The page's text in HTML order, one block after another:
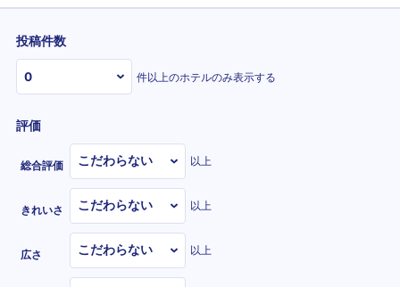
投稿件数
件以上のホテルのみ表示する
評価
総合評価 以上
きれいさ 以上
広さ 以上